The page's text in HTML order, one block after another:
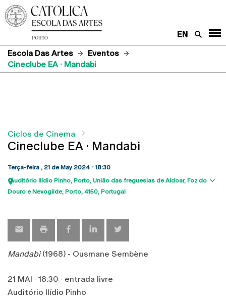
EN
Escola Das Artes
Eventos
Cineclube EA · Mandabi
Ciclos de Cinema
Cineclube EA · Mandabi
Terça-feira , 21 de May 2024 - 18:30
Auditório Ilídio Pinho Porto União das freguesias de Aldoar, Foz do
Douro e Nevogilde, Porto 4150 Portugal
Mandabi(1968) - Ousmane Sembène
21 MAI · 18:30 · entrada livre
Auditório Ilídio Pinho